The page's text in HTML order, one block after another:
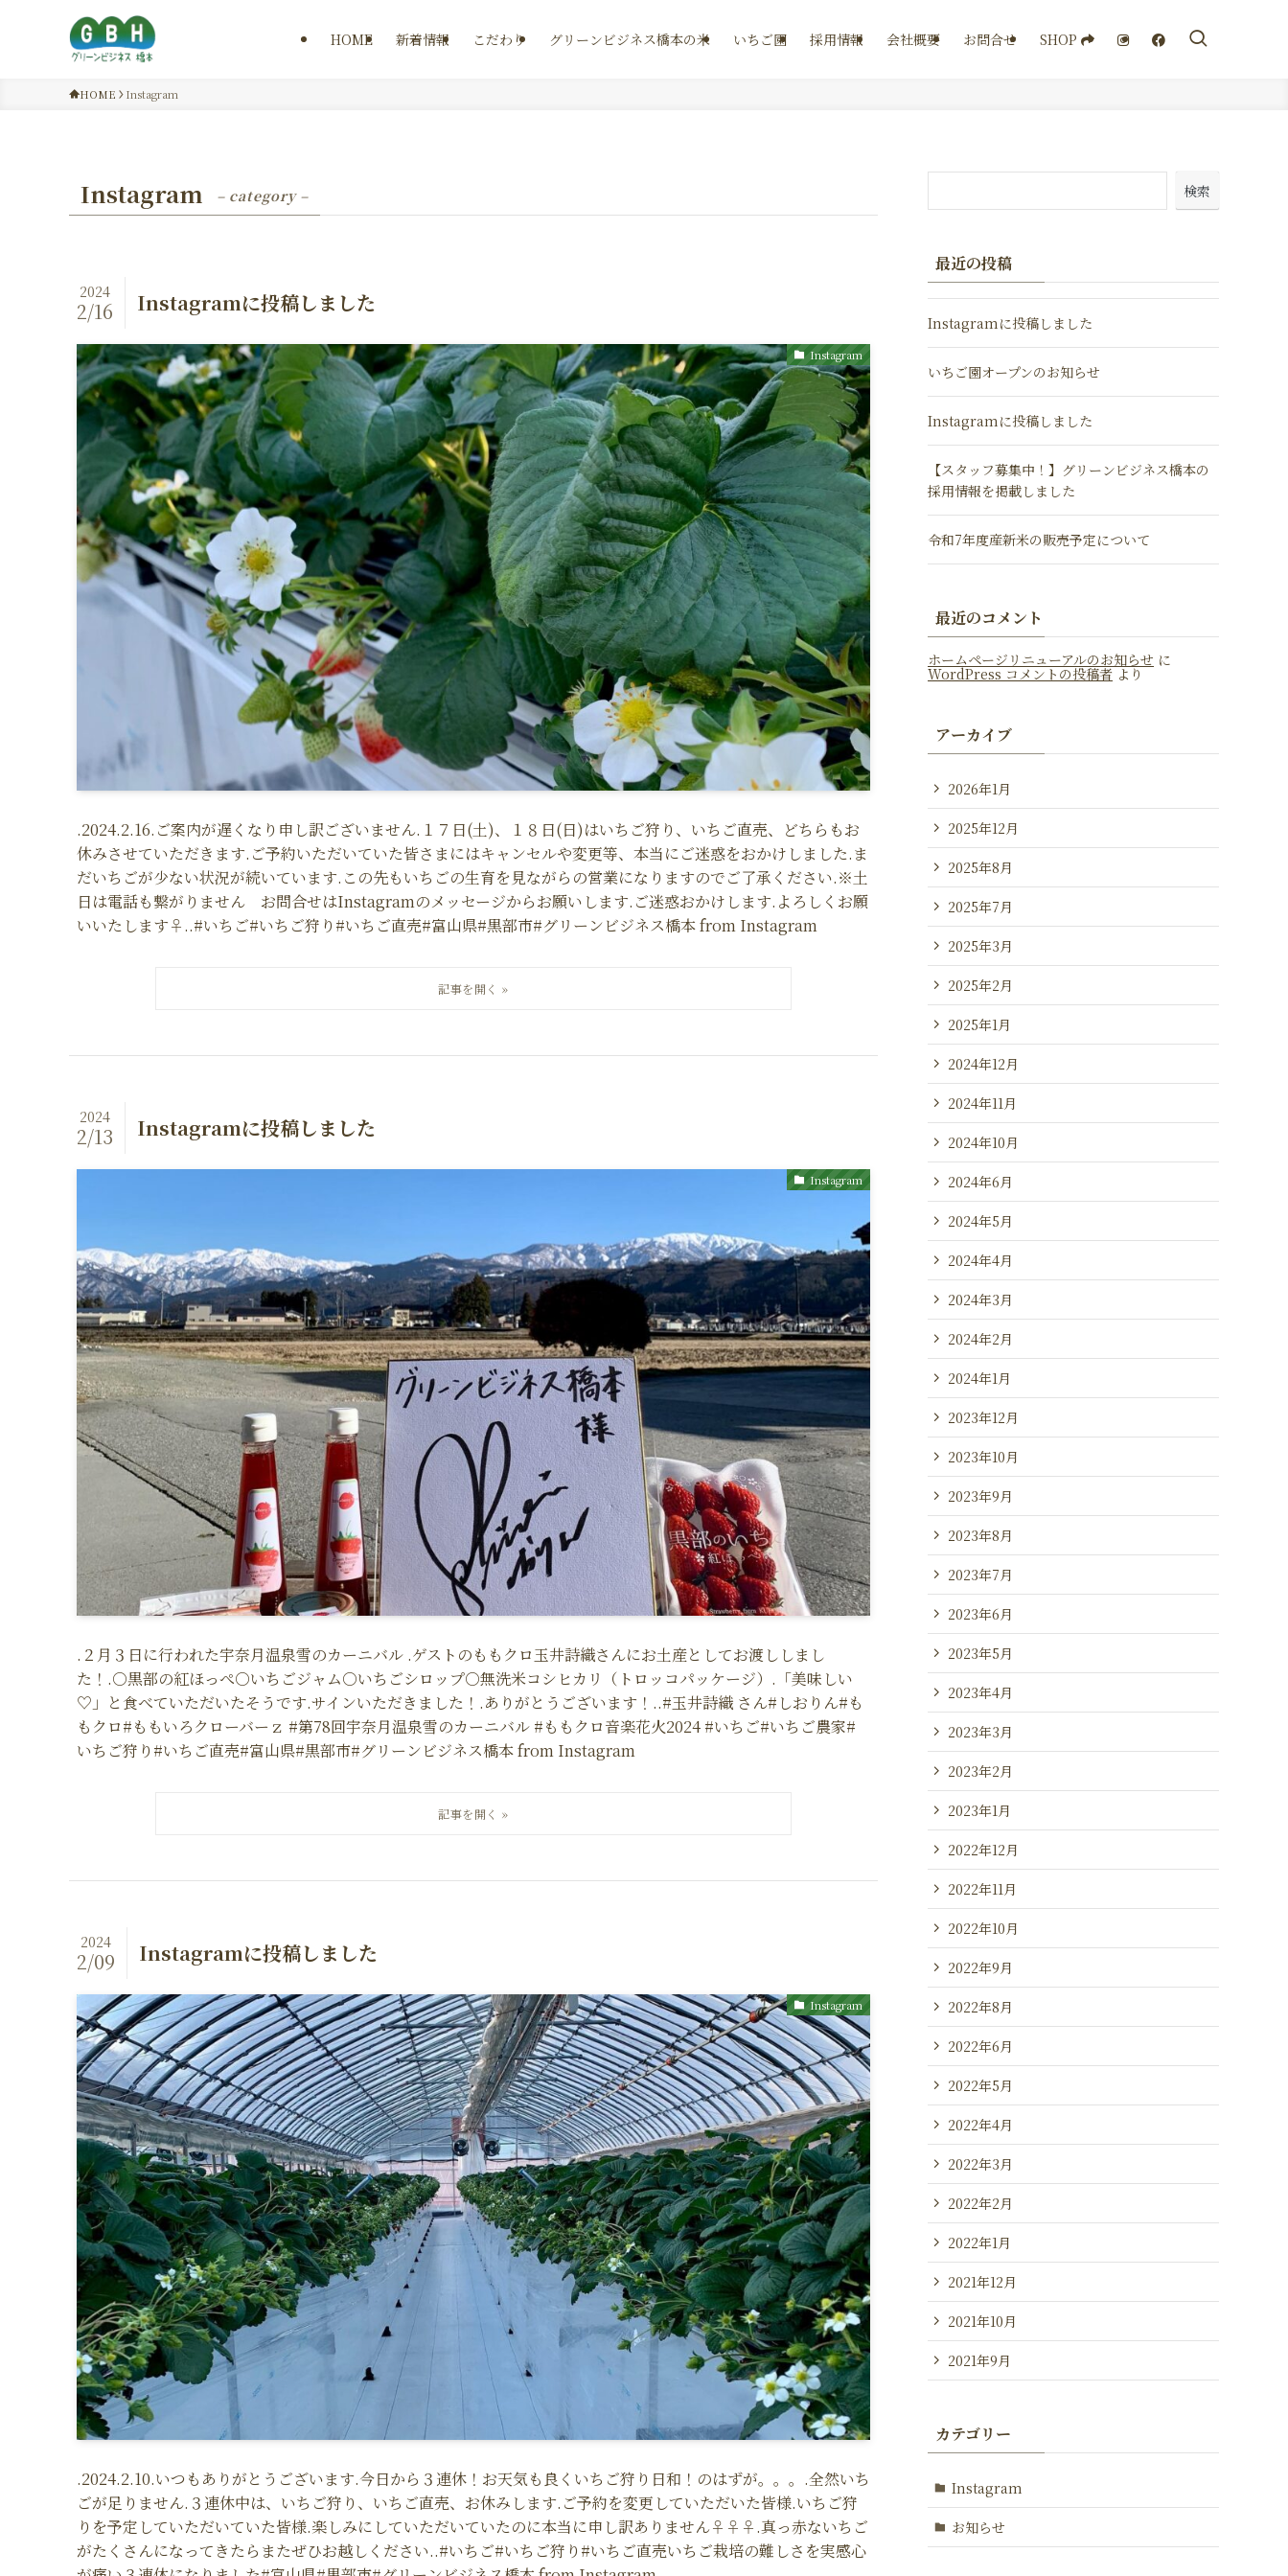
HOME 新着情報 こだわり グリーンビジネス橋本の米 いちご園 採用情報 会社概要 お問合せ SHOP
HOME Instagram
Instagram – category –
Instagramに投稿しました
2024
2/16
Instagram
.2024.2.16.ご案内が遅くなり申し訳ございません.１７日(土)、１８日(日)はいちご狩り、いちご直売、どちらもお
休みさせていただきます.ご予約いただいていた皆さまにはキャンセルや変更等、本当にご迷惑をおかけしました.ま
だいちごが少ない状況が続いています.この先もいちごの生育を見ながらの営業になりますのでご了承ください.※土
日は電話も繋がりません お問合せはInstagramのメッセージからお願いします.ご迷惑おかけします.よろしくお願
いいたします‍♀️..#いちご#いちご狩り#いちご直売#富山県#黒部市#グリーンビジネス橋本 from Instagram
Instagramに投稿しました
2024
2/13
Instagram
.２月３日に行われた宇奈月温泉雪のカーニバル ️.ゲストのももクロ玉井詩織さんにお土産としてお渡ししまし
た！.○黒部の紅ほっぺ○いちごジャム○いちごシロップ○無洗米コシヒカリ（トロッコパッケージ）.「美味しい
♡」と食べていただいたそうです.サインいただきました！.ありがとうございます！..#玉井詩織 さん#しおりん#も
もクロ#ももいろクローバーｚ #第78回宇奈月温泉雪のカーニバル #ももクロ音楽花火2024 #いちご#いちご農家#
いちご狩り#いちご直売#富山県#黒部市#グリーンビジネス橋本 from Instagram
Instagramに投稿しました
2024
2/09
Instagram
.2024.2.10.いつもありがとうございます.今日から３連休！お天気も良くいちご狩り日和！のはずが。。。.全然いち
ごが足りません.３連休中は、いちご狩り、いちご直売、お休みします.ご予約を変更していただいた皆様.いちご狩
りを予定していただいていた皆様.楽しみにしていただいていたのに本当に申し訳ありません‍♀️‍♀️‍♀️.真っ赤ないちご
がたくさんになってきたらまたぜひお越しください..#いちご#いちご狩り#いちご直売いちご栽培の難しさを実感心
検索
最近の投稿
Instagramに投稿しました
いちご園オープンのお知らせ
Instagramに投稿しました
【スタッフ募集中！】グリーンビジネス橋本の
採用情報を掲載しました
令和7年度産新米の販売予定について
最近のコメント
ホームページリニューアルのお知らせ に
WordPress コメントの投稿者 より
アーカイブ
2026年1月
2025年12月
2025年8月
2025年7月
2025年3月
2025年2月
2025年1月
2024年12月
2024年11月
2024年10月
2024年6月
2024年5月
2024年4月
2024年3月
2024年2月
2024年1月
2023年12月
2023年10月
2023年9月
2023年8月
2023年7月
2023年6月
2023年5月
2023年4月
2023年3月
2023年2月
2023年1月
2022年12月
2022年11月
2022年10月
2022年9月
2022年8月
2022年6月
2022年5月
2022年4月
2022年3月
2022年2月
2022年1月
2021年12月
2021年10月
2021年9月
カテゴリー
Instagram
お知らせ